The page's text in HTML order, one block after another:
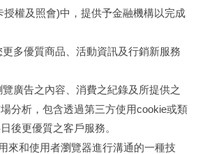
授權及照會)中，提供予金融機構以完成
多優質商品、活動資訊及行銷新服務
廣告之內容、消費之紀錄及所提供之
分析，包含透過第三方使用cookie或類
後更優質之客戶服務。
來和使用者瀏覽器進行溝通的一種技